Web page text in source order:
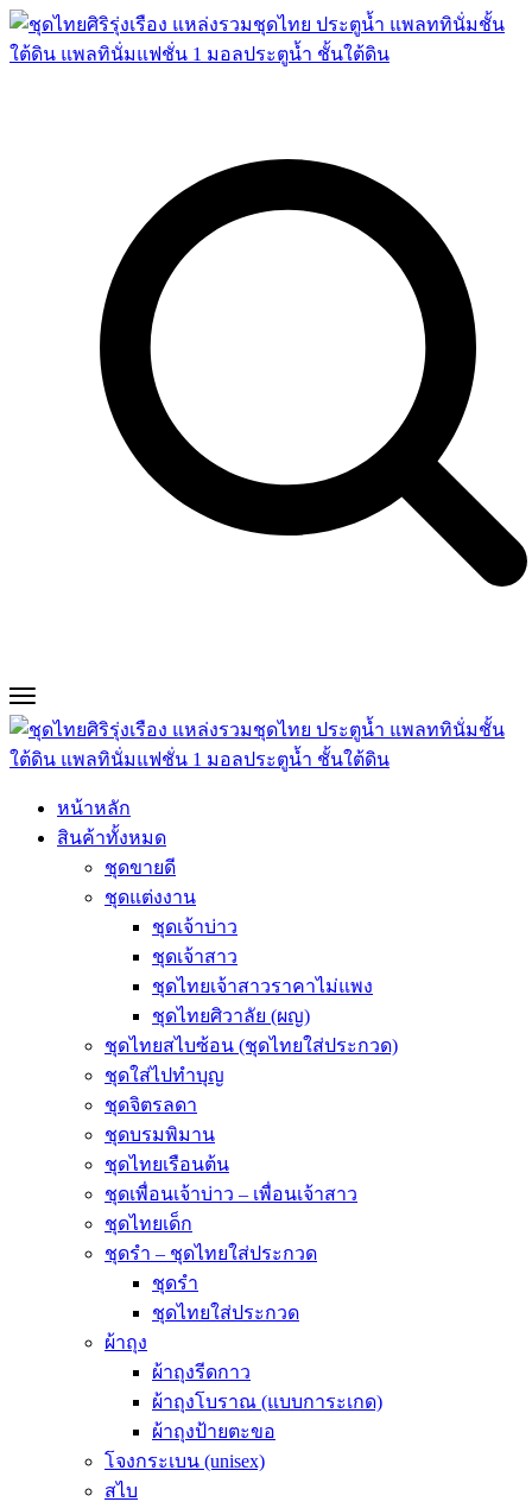
หน้าหลัก
สินค้าทั้งหมด
ชุดขายดี
ชุดแต่งงาน
ชุดเจ้าบ่าว
ชุดเจ้าสาว
ชุดไทยเจ้าสาวราคาไม่แพง
ชุดไทยศิวาลัย (ผญ)
ชุดไทยสไบซ้อน (ชุดไทยใส่ประกวด)
ชุดใส่ไปทำบุญ
ชุดจิตรลดา
ชุดบรมพิมาน
ชุดไทยเรือนต้น
ชุดเพื่อนเจ้าบ่าว – เพื่อนเจ้าสาว
ชุดไทยเด็ก
ชุดรำ – ชุดไทยใส่ประกวด
ชุดรำ
ชุดไทยใส่ประกวด
ผ้าถุง
ผ้าถุงรีดกาว
ผ้าถุงโบราณ (แบบการะเกด)
ผ้าถุงป้ายตะขอ
โจงกระเบน (unisex)
สไบ